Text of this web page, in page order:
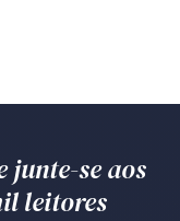
junte-se aos
leitores